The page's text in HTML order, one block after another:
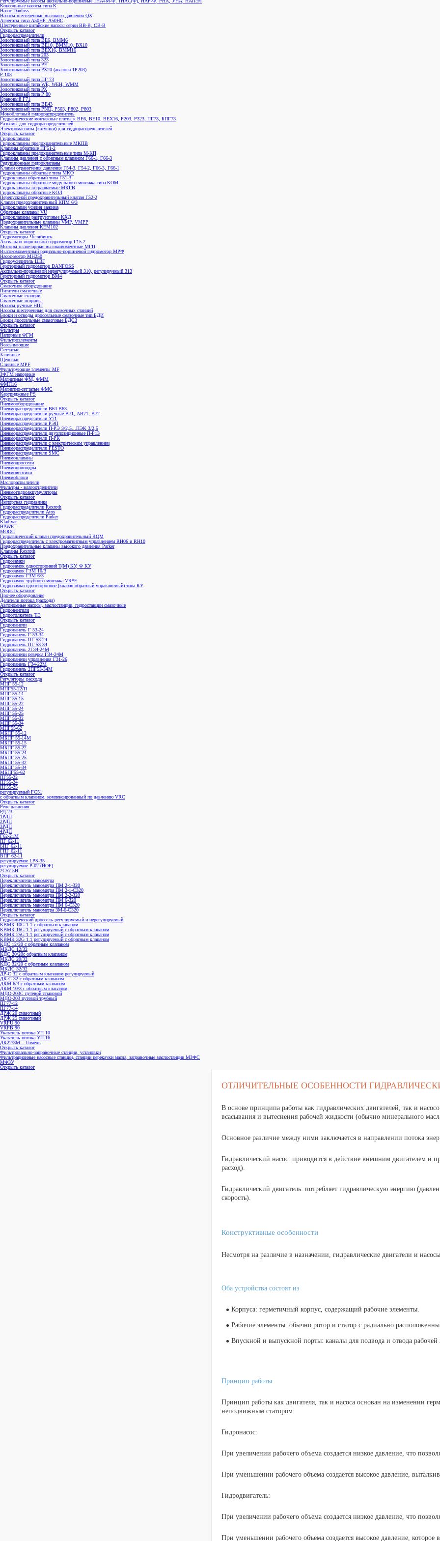
Насос Danfoss
Насосы шестеренные высокого давления QX
Агрегаты типа А50НР, А50НС
Шестеренные китайские насосы серии ВВ-В, СВ-В
Открыть каталог
Гидрораспределители
Золотниковый типа ВЕ6, ВММ6
Золотниковый типа BE10, ВММ10, ВХ10
Золотниковый типа ВЕХ16, ВММ16
Золотниковый типа 203
Золотниковый типа 323
Золотниковый типа РЕ
Золотниковый типа РХ20 (аналоги 1Р203)
Р 103
Золотниковый типа ПГ 73
Золотниковый типа WE, WEH, WMM
Золотниковый типа РХ
Золотниковый типа Р 80
Крановый Г71
Золотниковый типа BE43
Золотниковый типа Р502, Р503, Р802, Р803
Моноблочный гидрораспределитель
Гидравлические монтажные плиты к ВЕ6, ВЕ10, ВЕХ16, Р203, Р323, ПГ73, БПГ73
Разъемы для гидрораспределителей
Электромагниты (катушки) для гидрораспределителей
Открыть каталог
Гидроклапаны
Гидроклапаны предохранительные МКПВ
Клапаны обратные ПГ51-2
Гидроклапаны предохранительные типа М-КП
Клапаны давления с обратным клапаном Г66-1, Г66-3
Редукционные гидроклапаны
Клапан ограничения давления Г54-3, Г54-2, Г66-3, Г66-1
Гидроклапаны обратные типа МКО
Гидроклапан обратный типа Г51-3
Гидроклапаны обратные модульного монтажа типа КОМ
Гидроклапаны встраиваемые МКГВ
Гидроклапаны обратные КОЛ
Перепускной предохранительный клапан Г52-2
Клапан предохранительный КПМ 6/3
Гидроклапан усилия зажима
Обратные клапаны VU
Гидроклапаны разгрузочные КХД
Предохранительные клапаны VMP, VMPP
Клапаны давления КЕМ102
Открыть каталог
Гидромоторы Челябинск
Аксиально поршневой гидромотор Г15-2
Моторы планетарные высокомоментные МГП
Высокомоментный радиально-поршневой гидромотор МРФ
Насос-мотор МН250
Гидроусилитель ШЗГ
Героторный гидромотор DANFOSS
Аксиально-поршневой нерегулируемый 310, регулируемый 313
Героторный гидромотор ВМ4
Открыть каталог
Смазочное оборудование
Питатели смазочные
Смазочные станции
Смазочные шприцы
Насосы ручные НПГ
Насосы шестеренные для смазочных станций
Блоки и отводы дроссельные смазочные тип БДИ
Блоки дроссельные смазочные БДС3
Открыть каталог
Фильтры
Напорные ФГМ
Фильтроэлементы
Всасывающие
Сетчатые
Заливные
Щелевые
Сливные MPF
Фильтрующие элементы MF
ЗФГМ напорные
Магнитные ФМ, ФММ
ФМП16
Магнитно-сетчатые ФМС
Картриджные PS
Открыть каталог
Пневмооборудование
Пневмораспределители В64 В63
Пневмораспределители ручные В71, АВ71, В72
Пневмораспределители У71
Пневмораспределители РЭП
Пневмораспределители П-РЭ 3/2,5...ПЭК 3/2,5
Пневмораспределители двухпозиционные П-Р13
Пневмораспределители П-РК
Пневмораспределители с электрическим управлением
Пневмораспределители FESTO
Пневмораспределители SMC
Пневмоклапаны
Пневмодроссели
Пневмоцилиндры
Пневмовентили
Пневмоблоки
Маслораспылители
Фильтры - влагоотделители
Пневмогидроаккумуляторы
Открыть каталог
Импортная гидравлика
Гидрораспределители Rexroth
Гидрораспределители Atos
Гидрораспределители Parker
Kladivar
HAWE
MOOG
Гидравлический клапан предохранительный RQM
Гидрораспределитель с электромагнитным управлением RH06 и RH10
Предохранительные клапаны высокого давления Parker
Клапаны Rexroth
Открыть каталог
Гидрозамки
Гидрозамок односторонний Т(М) КУ, Ф КУ
Гидрозамок ГЗМ 10/3
Гидрозамок ГЗМ 6/3
Гидрозамок трубного монтажа VR*E
Гидрозамки односторонние (клапан обратный управляемый) типа КУ
Открыть каталог
Прочее оборудование
Делители потока (расхода)
Автономные насосы, маслостанции, гидростанции смазочные
Гидровентили
Гидротолкатель ТЭ
Открыть каталог
Гидропанели
Гидропанель Г 53-24
Гидропанель Г 53-34
Гидропанель ПГ 53-24
Гидропанель ПГ 53-34
Гидропанель 2Г34-24М
Гидропанели реверса Г34-24М
Гидропанели управления Г31-26
Гидропанель Г34-22М
Гидропанель 2ПГ53-34М
Открыть каталог
Регуляторы расхода
МПГ 55-12
МПГ55-22/П
МПГ 55-14
МПГ 55-15
МПГ 55-22
МПГ 55-24
МПГ 55-25
МПГ 55-32
МПГ 55-34
МПГ55-62
МБПГ 55-12
МБПГ 55-14М
МБПГ 55-15
МБПГ 55-22
МБПГ 55-24
МБПГ 55-25
МБПГ 55-32
МБПГ 55-34
МБПГ55-62
ПГ55-22
ПГ55-24
ПГ55-25
регулируемый FC51
с обратным клапаном, компенсированный по давлению VRC
Открыть каталог
Реле давления
РД 23
1РДП
2РДП
3РДП
4РДП
Г62-21М
ПГ 62-11
БПГ 62-11
ГПГ 62-11
ВПГ 62-11
регулируемое LPS-35
регулируемое P-02 (HOF)
2С57-5Н
Открыть каталог
Переключатели манометра
Переключатель манометра ПМ 2-1-320
Переключатель манометра ПМ 2-1-С320
Переключатель манометра ПМ 2-2-320
Переключатель манометра ПМ 6-320
Переключатель манометра ПМ 6-С320
Переключатель манометра 3M-6-C320
Открыть каталог
Гидравлический дроссель регулируемый и нерегулируемый
КВМК 10G 1.1 с обратным клапаном
КВМК 16G 1.1 регулируемый с обратным клапаном
КВМК 25G 1.1 регулируемый с обратным клапаном
КВМК 32G 1.1 регулируемый с обратным клапаном
КДC 12/20 с обратным клапаном
МКДС 12/32
КДC 20/20с обратным клапаном
МКДС 20/32
КДC 32/20 с обратным клапаном
МКДС 32/32
ДР-С 32 с обратным клапаном регулируемый
ДК-С 32 с обратным клапаном
ДКМ 6/3 с обратным клапаном
ДКМ 10/3 с обратным клапаном
МДО-203С путевой стыковой
МДО-203 путевой трубный
ПГ77-12
ПГ77-14
ДРЖ 20 смазочный
ДРЖ 25 смазочный
VRFU 90
VRFВ 90
Указатель потока УП 10
Указатель потока УП 16
ДК22/3М... Гомель
Открыть каталог
Фильтровально-заправочные станции, установки
Фильтрационные насосные станции, станции перекачки масла, заправочные маслостанции МЗФС
МФЗУ
Открыть каталог
ОТЛИЧИТЕЛЬНЫЕ ОСОБЕННОСТИ
всасывания и вытеснения рабочей жидкости (обычно минерального
расход).
скорость).
неподвижным статором.